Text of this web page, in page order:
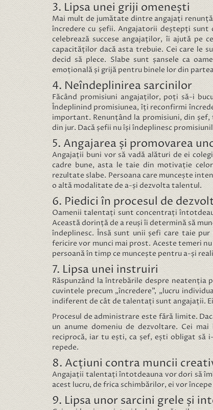
3. Lipsa unei griji omenești
Mai mult de jumătate dintre angajați renunță
încredere cu șefii. Angajatorii deștepți sunt
celebrează succese angajaților, îi ajută
capacităților dacă asta trebuie. Cei care le
decid să plece. Slabe sunt șansele ca
emoțională și grijă pentru binele lor din
4. Neîndeplinirea sarcinilor
Făcând promisiuni angajaților, poți să-i
Îndeplinind promisiunea, îți reconfirmi
important. Renunțând la promisiuni, din
din jur. Dacă șefii nu își îndeplinesc
5. Angajarea și promovarea
Angajații buni vor să vadă alături de ei
cadre bune, asta le taie din motivație
rezultate slabe. Persoana care muncește
o altă modalitate de a-și dezvolta talentul.
6. Piedici în procesul de
Oamenii talentați sunt concentrați
Această dorință de a reuși îi determină să
îndeplinesc. Însă sunt unii șefi care taie
fericire vor munci mai prost. Aceste temeri
persoană în timp ce muncește pentru a-și
7. Lipsa unei instruiri
Răspunzând la întrebările despre neatenția
cuvintele precum „încredere”, „lucru
indiferent de cât de talentați sunt angajații.
Procesul de administrare este fără limite.
un anume domeniu de dezvoltare. Cei
reciprocă, iar tu ești, ca șef, ești obligat să
repede.
8. Acțiuni contra muncii
Angajații talentați întotdeauna vor dori să
acest lucru, de frica schimbărilor, ei vor începe
9. Lipsa unor sarcini grele și